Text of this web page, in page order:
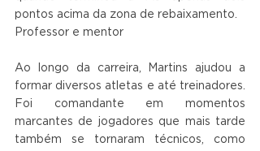
pontos acima da zona de rebaixamento.
Professor e mentor
Ao longo da carreira, Martins ajudou a
formar diversos atletas e até treinadores.
Foi comandante em momentos
marcantes de jogadores que mais tarde
também se tornaram técnicos, como